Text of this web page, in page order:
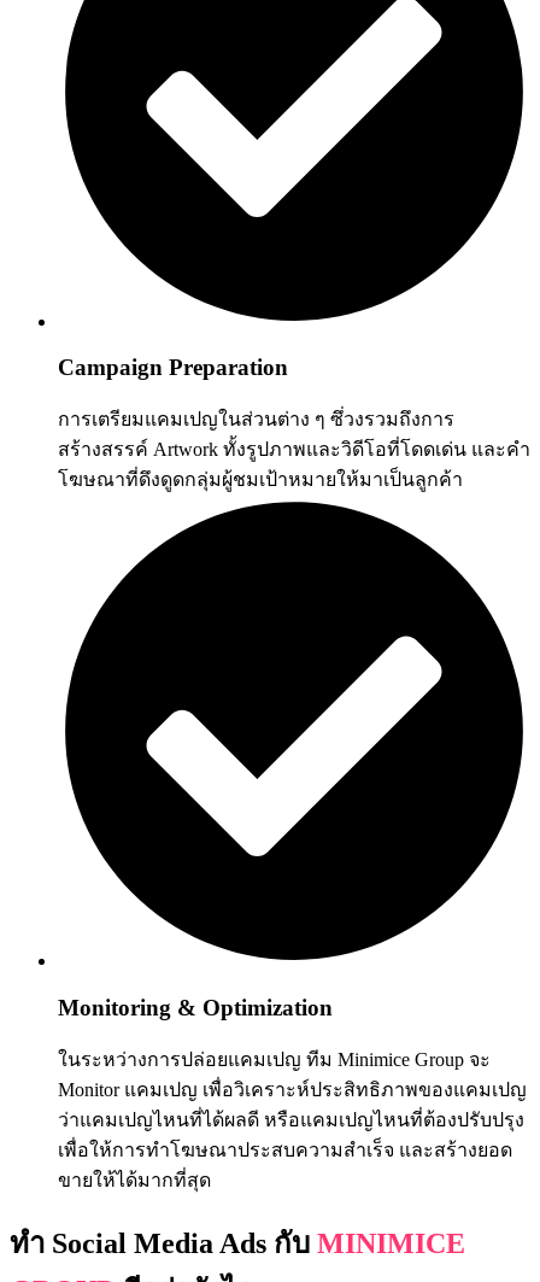
Campaign Preparation
การเตรียมแคมเปญในส่วนต่าง ๆ ซึ่วงรวมถึงการ
สร้างสรรค์ Artwork ทั้งรูปภาพและวิดีโอที่โดดเด่น และคำ
โฆษณาที่ดึงดูดกลุ่มผู้ชมเป้าหมายให้มาเป็นลูกค้า
Monitoring & Optimization
ในระหว่างการปล่อยแคมเปญ ทีม Minimice Group จะ
Monitor แคมเปญ เพื่อวิเคราะห์ประสิทธิภาพของแคมเปญ
ว่าแคมเปญไหนที่ได้ผลดี หรือแคมเปญไหนที่ต้องปรับปรุง
เพื่อให้การทำโฆษณาประสบความสำเร็จ และสร้างยอด
ขายให้ได้มากที่สุด
ทำ Social Media Ads กับ MINIMICE